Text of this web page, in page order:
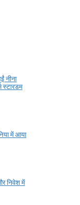
नीना
स्टारडम
में आया
निवेश में